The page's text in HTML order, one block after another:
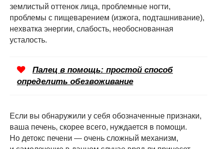
землистый оттенок лица, проблемные ногти,
проблемы с пищеварением (изжога, подташнивание),
нехватка энергии, слабость, необоснованная
усталость.
Палец в помощь: простой способ
определить обезвоживание
Если вы обнаружили у себя обозначенные признаки,
ваша печень, скорее всего, нуждается в помощи.
Но детокс печени — очень сложный механизм,